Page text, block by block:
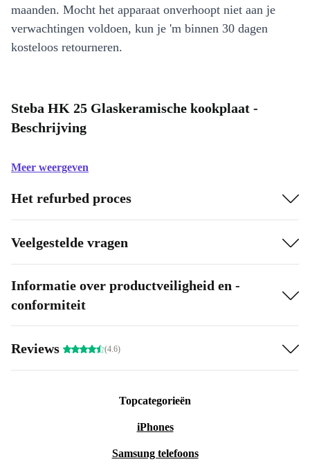
maanden. Mocht het apparaat onverhoopt niet aan je
verwachtingen voldoen, kun je 'm binnen 30 dagen
kosteloos retourneren.
Steba HK 25 Glaskeramische kookplaat -
Beschrijving
Meer weergeven
Het refurbed proces
Veelgestelde vragen
Informatie over productveiligheid en -
conformiteit
Reviews (4.6)
Topcategorieën
iPhones
Samsung telefoons